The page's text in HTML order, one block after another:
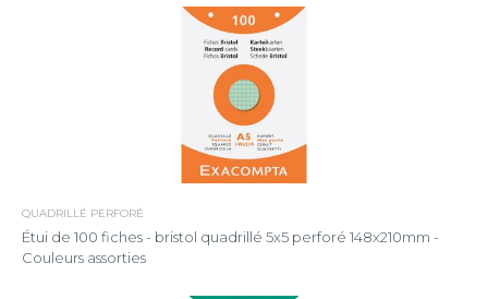
QUADRILLÉ PERFORÉ
Étui de 100 fiches - bristol quadrillé 5x5 perforé 148x210mm -
Couleurs assorties